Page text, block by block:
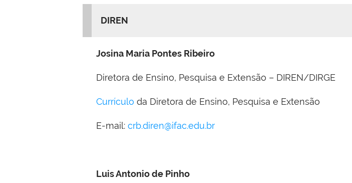
DIREN
Josina Maria Pontes Ribeiro
Diretora de Ensino, Pesquisa e Extensão – DIREN/DIRGE
Currículo da Diretora de Ensino, Pesquisa e Extensão
E-mail: crb.diren@ifac.edu.br
Luis Antonio de Pinho